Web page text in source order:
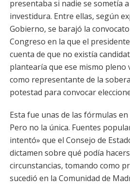
presentaba si nadie se sometía
investidura. Entre ellas, según
Gobierno, se barajó la
Congreso en la que el
cuenta de que no existía
plantearía que ese mismo pleno
como representante de la
potestad para convocar
Esta fue unas de las fórmulas en
Pero no la única. Fuentes
intentó» que el Consejo de
dictamen sobre qué podía
circunstancias, tomando como
sucedió en la Comunidad de